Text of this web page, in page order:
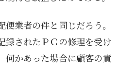
業者の件と同じだろう。
録されたＰＣの修理を受け
何かあった場合に顧客の責